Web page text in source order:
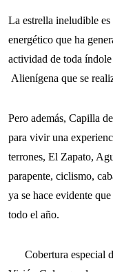
La estrella ineludible
energético que ha
actividad de toda
Alienígena que se
Pero además, Capilla
para vivir una
terrones, El Zapato,
parapente, ciclismo,
ya se hace evidente
todo el año.
Cobertura especial